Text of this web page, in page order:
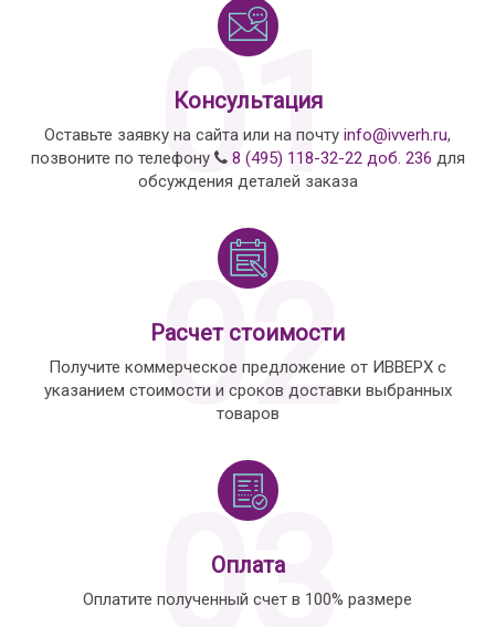
01
Консультация
Оставьте заявку на сайта или на почту info@ivverh.ru,
позвоните по телефону
8 (495) 118-32-22 доб. 236 для
обсуждения деталей заказа
02
Расчет стоимости
Получите коммерческое предложение от ИВВЕРХ с
указанием стоимости и сроков доставки выбранных
товаров
03
Оплата
Оплатите полученный счет в 100% размере